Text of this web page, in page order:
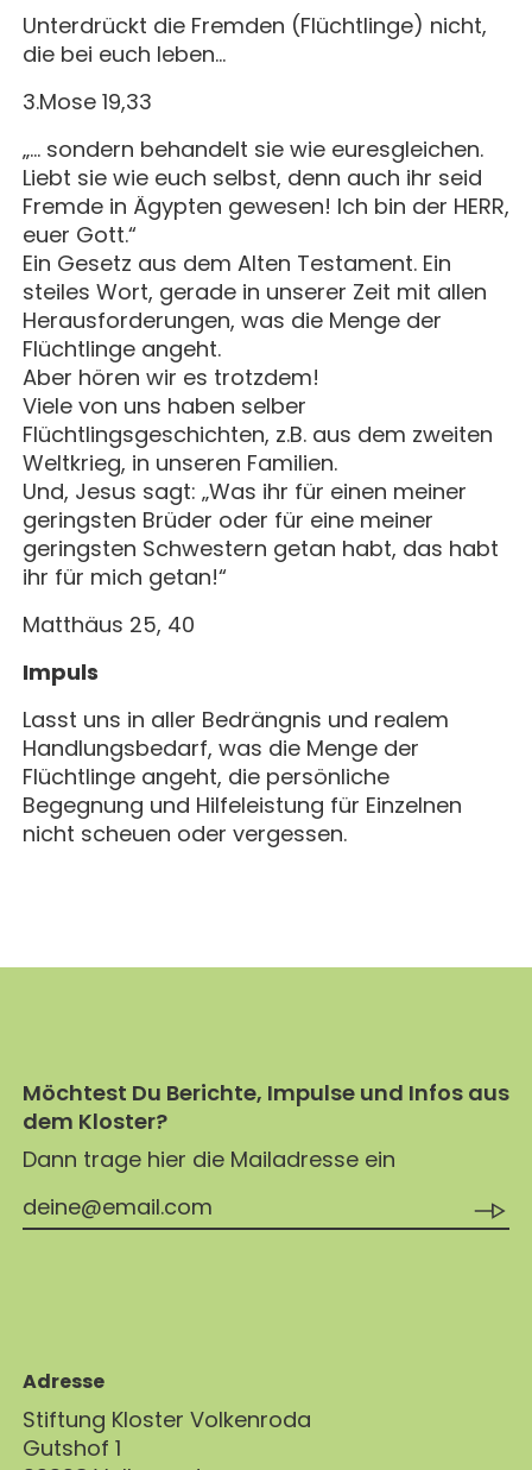
Unterdrückt die Fremden (Flüchtlinge) nicht,
die bei euch leben…
3.Mose 19,33
„… sondern behandelt sie wie euresgleichen.
Liebt sie wie euch selbst, denn auch ihr seid
Fremde in Ägypten gewesen! Ich bin der HERR,
euer Gott.“
Ein Gesetz aus dem Alten Testament. Ein
steiles Wort, gerade in unserer Zeit mit allen
Herausforderungen, was die Menge der
Flüchtlinge angeht.
Aber hören wir es trotzdem!
Viele von uns haben selber
Flüchtlingsgeschichten, z.B. aus dem zweiten
Weltkrieg, in unseren Familien.
Und, Jesus sagt: „Was ihr für einen meiner
geringsten Brüder oder für eine meiner
geringsten Schwestern getan habt, das habt
ihr für mich getan!“
Matthäus 25, 40
Impuls
Lasst uns in aller Bedrängnis und realem
Handlungsbedarf, was die Menge der
Flüchtlinge angeht, die persönliche
Begegnung und Hilfeleistung für Einzelnen
nicht scheuen oder vergessen.
Möchtest Du Berichte, Impulse und Infos aus
dem Kloster?
Dann trage hier die Mailadresse ein
Adresse
Stiftung Kloster Volkenroda
Gutshof 1